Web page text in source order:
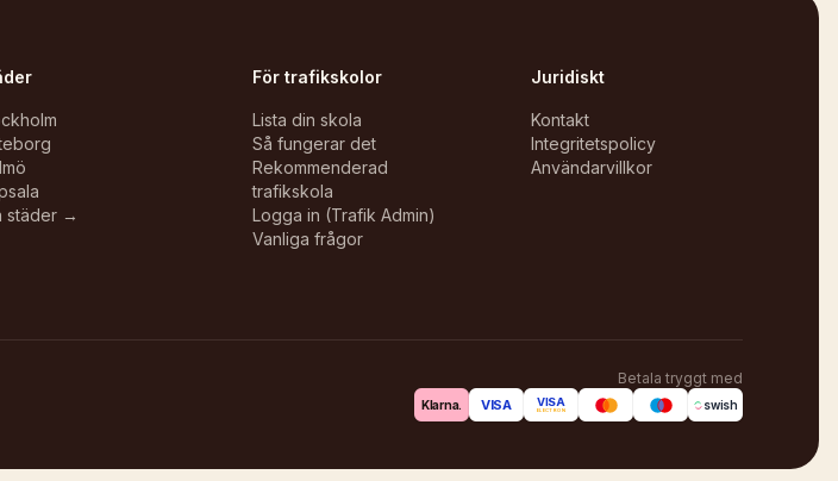
städer →
För trafikskolor
Lista din skola
Så fungerar det
Rekommenderad
trafikskola
Logga in (Trafik Admin)
Vanliga frågor
Juridiskt
Kontakt
Integritetspolicy
Användarvillkor
Betala tryggt med
Klarna. VISA VISA
ELECTRON swish